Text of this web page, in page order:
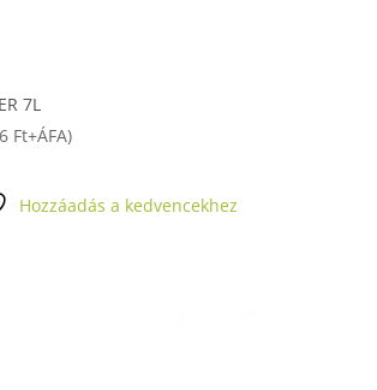
7L
Ft+ÁFA)
Hozzáadás a kedvencekhez